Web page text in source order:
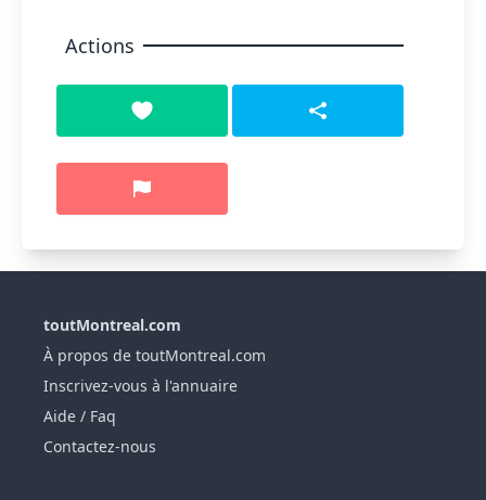
Actions
toutMontreal.com
À propos de toutMontreal.com
Inscrivez-vous à l'annuaire
Aide / Faq
Contactez-nous